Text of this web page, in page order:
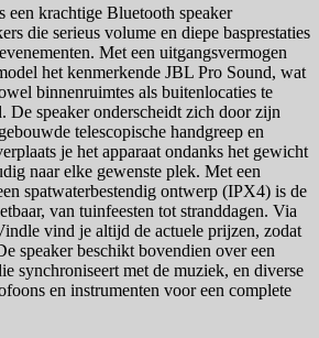
krachtige Bluetooth speaker
die serieus volume en diepe basprestaties
Met een uitgangsvermogen
het kenmerkende JBL Pro Sound, wat
binnenruimtes als buitenlocaties te
De speaker onderscheidt zich door zijn
telescopische handgreep en
je het apparaat ondanks het gewicht
naar elke gewenste plek. Met een
spatwaterbestendig ontwerp (IPX4) is de
van tuinfeesten tot stranddagen. Via
vind je altijd de actuele prijzen, zodat
speaker beschikt bovendien over een
synchroniseert met de muziek, en diverse
en instrumenten voor een complete